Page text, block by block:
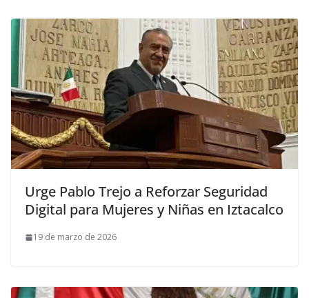
Urge Pablo Trejo a Reforzar Seguridad
Digital para Mujeres y Niñas en Iztacalco
19 de marzo de 2026